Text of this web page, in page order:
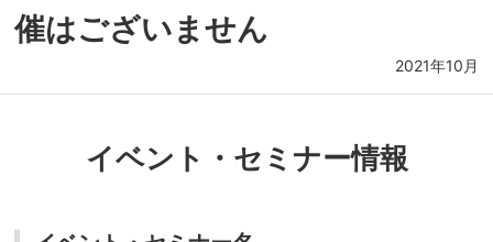
催はございません
2021年10月
イベント・セミナー情報